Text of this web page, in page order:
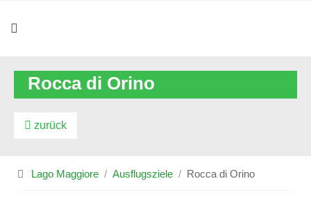
Rocca di Orino
zurück
Lago Maggiore Ausflugsziele Rocca di Orino